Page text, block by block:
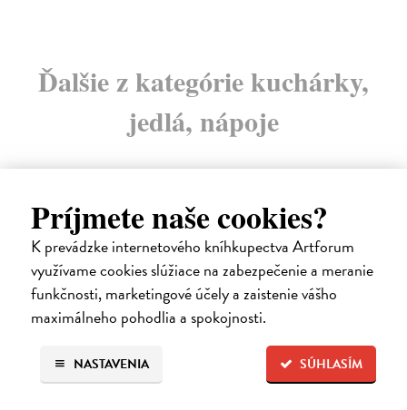
Príjmete naše cookies?
K prevádzke internetového kníhkupectva Artforum
využívame cookies slúžiace na zabezpečenie a meranie
funkčnosti, marketingové účely a zaistenie vášho
maximálneho pohodlia a spokojnosti.
SÚHLASÍM
NASTAVENIA
Ďalšie z kategórie kuchárky,
jedlá, nápoje
dotlač